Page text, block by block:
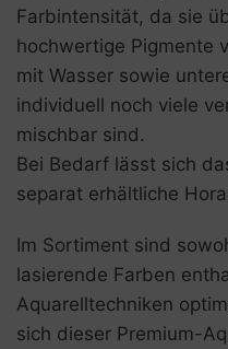
Farbintensität, da sie
hochwertige Pigmente
mit Wasser sowie
individuell noch viele
mischbar sind.
Bei Bedarf lässt sich
separat erhältliche
Im Sortiment sind
lasierende Farben
Aquarelltechniken
sich dieser Premium-